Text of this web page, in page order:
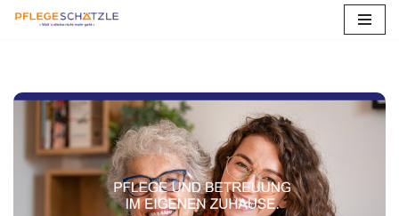
springen